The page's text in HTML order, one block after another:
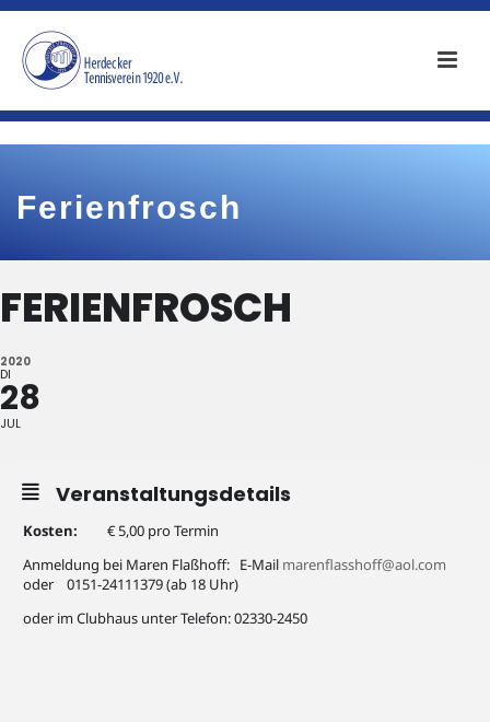
Ferienfrosch
FERIENFROSCH
2020
DI
28
JUL
Veranstaltungsdetails
Kosten: € 5,00 pro Termin
Anmeldung bei Maren Flaßhoff: E-Mail marenflasshoff@aol.com
oder 0151-24111379 (ab 18 Uhr)
oder im Clubhaus unter Telefon: 02330-2450